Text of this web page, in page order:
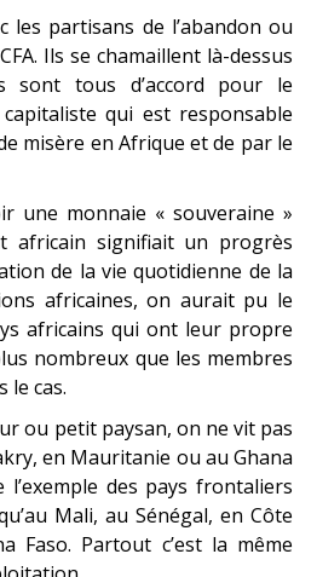
les partisans de l’abandon ou
Ils se chamaillent là-dessus
tous d’accord pour le
qui est responsable
misère en Afrique et de par le
une monnaie « souveraine »
africain signifiait un progrès
de la vie quotidienne de la
africaines, on aurait pu le
africains qui ont leur propre
nombreux que les membres
le cas.
ou petit paysan, on ne vit pas
en Mauritanie ou au Ghana
des pays frontaliers
Mali, au Sénégal, en Côte
Faso. Partout c’est la même